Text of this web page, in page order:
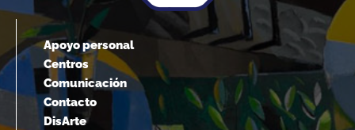
Apoyo personal
Centros
Comunicación
Contacto
DisArte